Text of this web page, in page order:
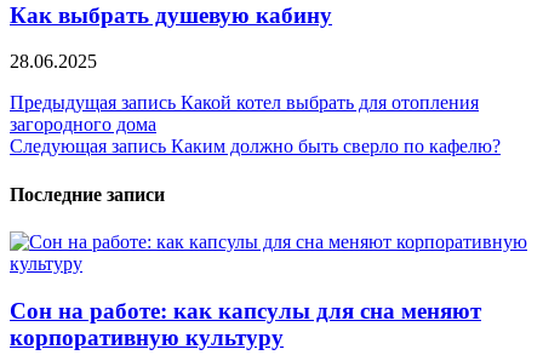
Как выбрать душевую кабину
28.06.2025
Навигация
по
Предыдущая запись Какой котел выбрать для отопления
загородного дома
Следующая запись Каким должно быть сверло по кафелю?
Последние записи
Сон на работе: как капсулы для сна меняют
корпоративную культуру